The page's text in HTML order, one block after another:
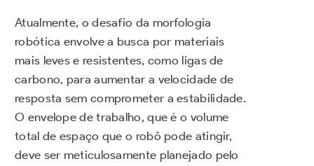
Atualmente, o desafio da morfologia
robótica envolve a busca por materiais
mais leves e resistentes, como ligas de
carbono, para aumentar a velocidade de
resposta sem comprometer a estabilidade.
O envelope de trabalho, que é o volume
total de espaço que o robô pode atingir,
deve ser meticulosamente planejado pelo